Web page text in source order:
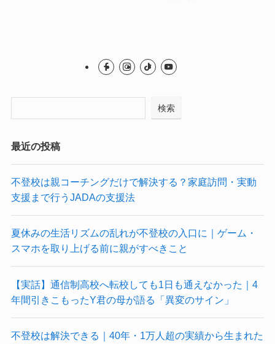
検索
最近の投稿
不登校は親コーチングだけで解決する？家庭訪問・実動
支援まで行うJADAの支援法
夏休みの生活リズムの乱れが不登校の入口に｜ゲーム・
スマホを取り上げる前に親がすべきこと
【実話】通信制高校へ転校しても1日も通えなかった｜4
年間引きこもったY君の母が語る「異変のサイン」
不登校は解決できる｜40年・1万人超の実績から生まれた